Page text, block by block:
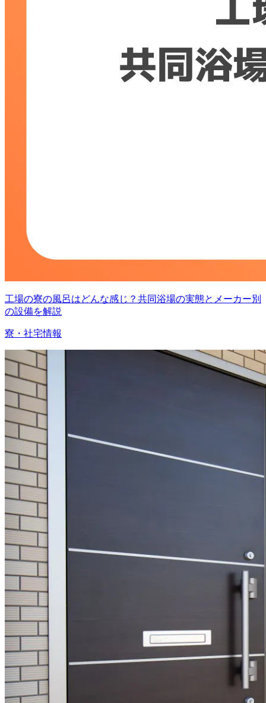
工場の寮の風呂はどんな感じ？共同浴場の実態とメーカー別
の設備を解説
寮・社宅情報